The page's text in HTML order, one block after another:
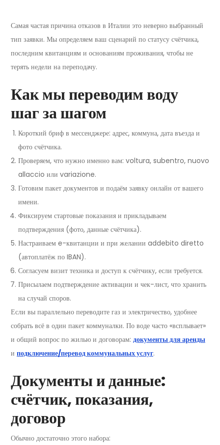
Самая частая причина отказов в Италии это неверно выбранный
тип заявки. Мы определяем ваш сценарий по статусу счётчика,
последним квитанциям и основаниям проживания, чтобы не
терять недели на переподачу.
Как мы переводим воду
шаг за шагом
Короткий бриф в мессенджере: адрес, коммуна, дата въезда и
фото счётчика.
Проверяем, что нужно именно вам: voltura, subentro, nuovo
allaccio или variazione.
Готовим пакет документов и подаём заявку онлайн от вашего
имени.
Фиксируем стартовые показания и прикладываем
подтверждения (фото, данные счётчика).
Настраиваем e-квитанции и при желании addebito diretto
(автоплатёж по IBAN).
Согласуем визит техника и доступ к счётчику, если требуется.
Присылаем подтверждение активации и чек-лист, что хранить
на случай споров.
Если вы параллельно переводите газ и электричество, удобнее
собрать всё в один пакет коммуналки. По воде часто «всплывает»
и общий вопрос по жилью и договорам: документы для аренды
и подключение/перевод коммунальных услуг.
Документы и данные:
счётчик, показания,
договор
Обычно достаточно этого набора: